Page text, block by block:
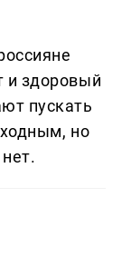
и здоровый
пускать
но